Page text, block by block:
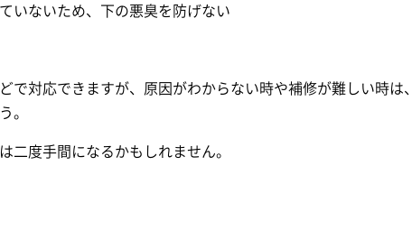
いないため、下の悪臭を防げない
で対応できますが、原因がわからない時や補修が難しい時は、
。
二度手間になるかもしれません。